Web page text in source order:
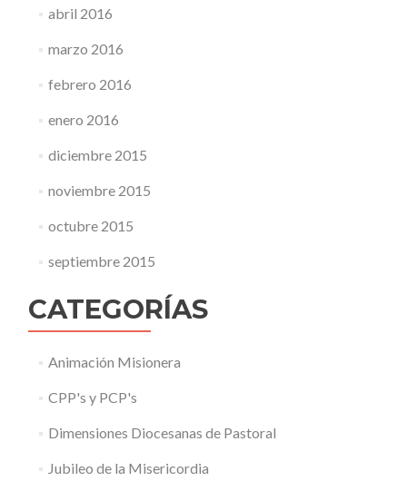
abril 2016
marzo 2016
febrero 2016
enero 2016
diciembre 2015
noviembre 2015
octubre 2015
septiembre 2015
CATEGORÍAS
Animación Misionera
CPP's y PCP's
Dimensiones Diocesanas de Pastoral
Jubileo de la Misericordia